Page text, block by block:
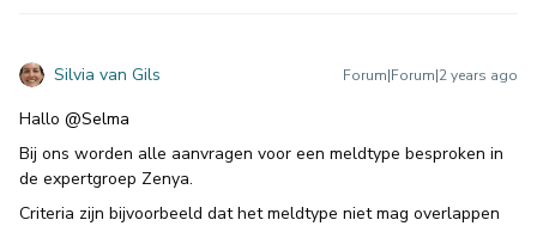
Silvia van Gils Forum|Forum|2 years ago
Hallo @Selma
Bij ons worden alle aanvragen voor een meldtype besproken in
de expertgroep Zenya.
Criteria zijn bijvoorbeeld dat het meldtype niet mag overlappen